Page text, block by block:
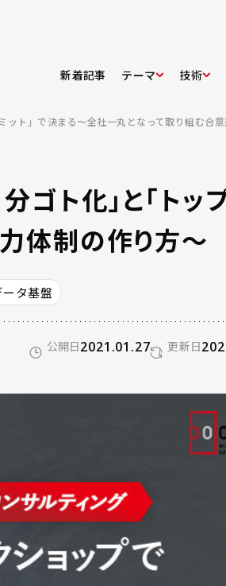
新着記事 テーマ 技術
ット」で決まる～全社一丸となって取り組む合
ゴト化」と「ト
体制の作り方～
ータ基盤
公開日2021.01.27 更新日